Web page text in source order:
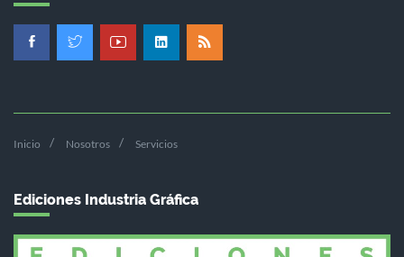
Inicio Nosotros Servicios
Ediciones Industria Gráfica